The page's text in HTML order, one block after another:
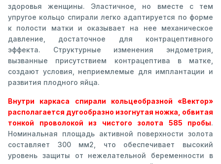
здоровья женщины. Эластичное, но вместе с тем
упругое кольцо спирали легко адаптируется по форме
к полости матки и оказывает на нее механическое
давление, достаточное для контрацептивного
эффекта. Структурные изменения эндометрия,
вызванные присутствием контрацептива в матке,
создают условия, неприемлемые для имплантации и
развития плодного яйца.
Внутри каркаса спирали кольцеобразной «Вектор»
располагается дугообразно изогнутая ножка, обвитая
тонкой проволокой из чистого золота 585 пробы.
Номинальная площадь активной поверхности золота
составляет 300 мм2, что обеспечивает высокий
уровень защиты от нежелательной беременности в